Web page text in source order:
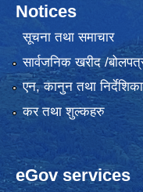
Notices
सूचना तथा समाचार
सार्वजनिक खरीद /
एन, कानुन तथा निर्देशिका
कर तथा शुल्कहरु
eGov services